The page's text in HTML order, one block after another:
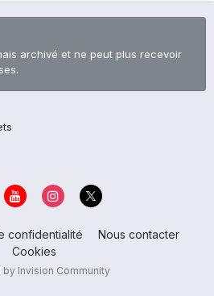
archivé et ne peut plus recevoir
confidentialité
Nous contacter
Cookies
by Invision Community